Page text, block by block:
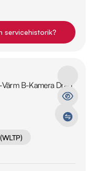
servicehistorik?
B-Kamera Drag